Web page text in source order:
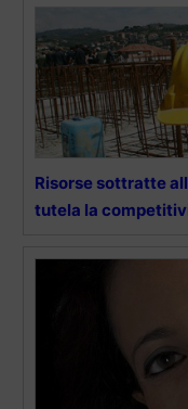
Risorse sottratte
tutela la